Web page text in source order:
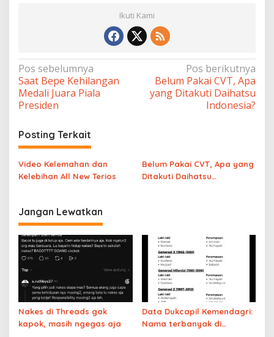
Ikuti Kami
Navigasi
pos
Pos sebelumnya
Saat Bepe Kehilangan
Medali Juara Piala
Presiden
Pos berikutnya
Belum Pakai CVT, Apa
yang Ditakuti Daihatsu
Indonesia?
Posting Terkait
Video Kelemahan dan
Kelebihan All New Terios
Belum Pakai CVT, Apa yang
Ditakuti Daihatsu
Jangan Lewatkan
Nakes di Threads gak
kapok, masih ngegas aja
Data Dukcapil Kemendagri:
Nama terbanyak di